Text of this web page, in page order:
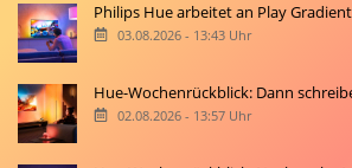
Philips Hue arbeitet an Play
03.08.2026 - 13:43 Uhr
Hue-Wochenrückblick: Dann
02.08.2026 - 13:57 Uhr